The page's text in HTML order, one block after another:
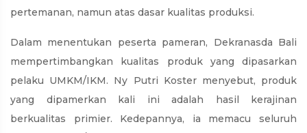
pertemanan, namun atas dasar kualitas produksi.
Dalam menentukan peserta pameran, Dekranasda Bali
mempertimbangkan kualitas produk yang dipasarkan
pelaku UMKM/IKM. Ny Putri Koster menyebut, produk
yang dipamerkan kali ini adalah hasil kerajinan
berkualitas primier. Kedepannya, ia memacu seluruh